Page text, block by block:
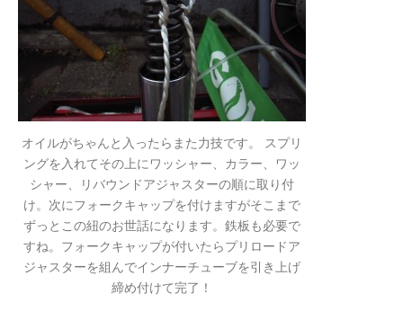
オイルがちゃんと入ったらまた力技です。 スプリ
ングを入れてその上にワッシャー、カラー、ワッ
シャー、リバウンドアジャスターの順に取り付
け。次にフォークキャップを付けますがそこまで
ずっとこの紐のお世話になります。鉄板も必要で
すね。フォークキャップが付いたらプリロードア
ジャスターを組んでインナーチューブを引き上げ
締め付けて完了！